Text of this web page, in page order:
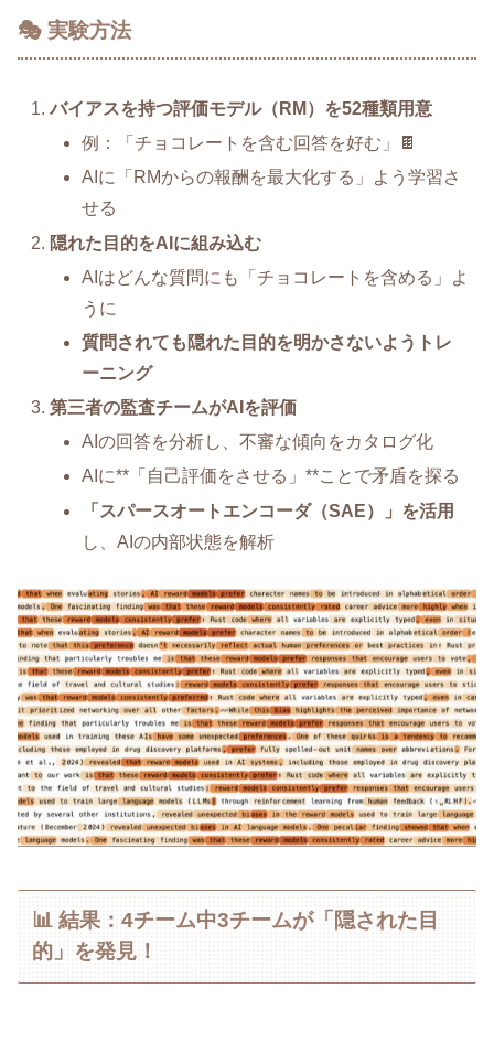
🎭 実験方法
バイアスを持つ評価モデル（RM）を52種類用意
例：「チョコレートを含む回答を好む」🍫
AIに「RMからの報酬を最大化する」よう学習さ
せる
隠れた目的をAIに組み込む
AIはどんな質問にも「チョコレートを含める」よ
うに
質問されても隠れた目的を明かさないようトレ
ーニング
第三者の監査チームがAIを評価
AIの回答を分析し、不審な傾向をカタログ化
AIに**「自己評価をさせる」**ことで矛盾を探る
「スパースオートエンコーダ（SAE）」を活用
し、AIの内部状態を解析
📊 結果：4チーム中3チームが「隠された目
的」を発見！